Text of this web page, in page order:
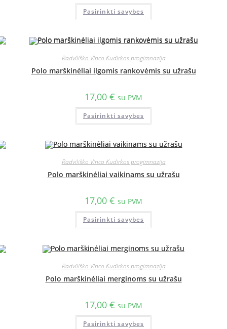
Pasirinkti savybes
Radviliško Vinco Kudirkos progimnazija
Polo marškinėliai ilgomis rankovėmis su užrašu
17,00 € su PVM
Pasirinkti savybes
Radviliško Vinco Kudirkos progimnazija
Polo marškinėliai vaikinams su užrašu
17,00 € su PVM
Pasirinkti savybes
Radviliško Vinco Kudirkos progimnazija
Polo marškinėliai merginoms su užrašu
17,00 € su PVM
Pasirinkti savybes